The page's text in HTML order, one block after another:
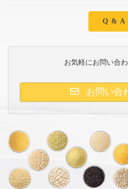
Q & A
お気軽にお問い合
お問い合